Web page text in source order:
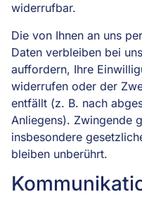
widerrufbar.
Die von Ihnen an uns
Daten verbleiben bei
auffordern, Ihre
widerrufen oder der
entfällt (z. B. nach
Anliegens). Zwingende
insbesondere
bleiben unberührt.